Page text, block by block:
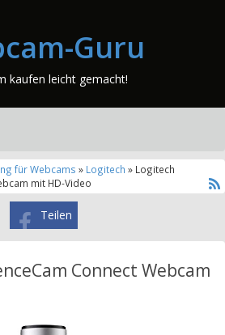
Guru
kaufen leicht gemacht!
für Webcams » Logitech » Logitech
mit HD-Video
Teilen
Connect Webcam